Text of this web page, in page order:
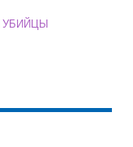
УБИЙЦЫ